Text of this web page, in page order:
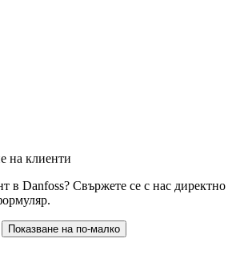
на клиенти
в Danfoss? Свържете се с нас директно
Показване на по-малко